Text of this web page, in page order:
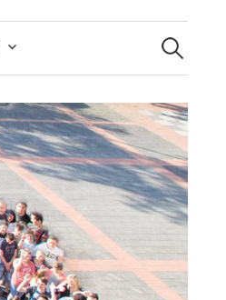
Suchen
nach: